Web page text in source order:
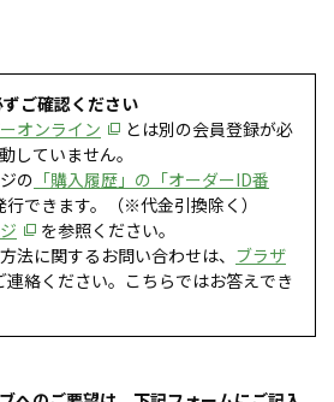
ご確認ください
オンライン
とは別の会員登録が必
していません。
の 「購入履歴」の「オーダーID番
できます。（※代金引換除く）
を参照ください。
法に関するお問い合わせは、 ブラザ
連絡ください。こちらではお答えでき